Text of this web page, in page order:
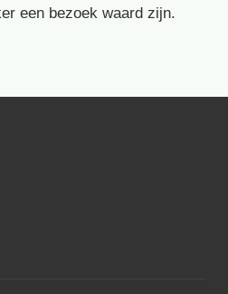
een bezoek waard zijn.